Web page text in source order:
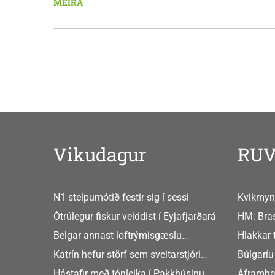
Vikudagur
N1 stelpumótið festir sig í sessi
Ótrúlegur fiskur veiddist í Eyjafjarðará
Belgar annast loftrýmisgæslu
Atlandshafsbandalagsins
Katrín hefur störf sem sveitarstjóri
Þingeyjarsveitar
GusGus
HM:
Hlakkar
Europe
að